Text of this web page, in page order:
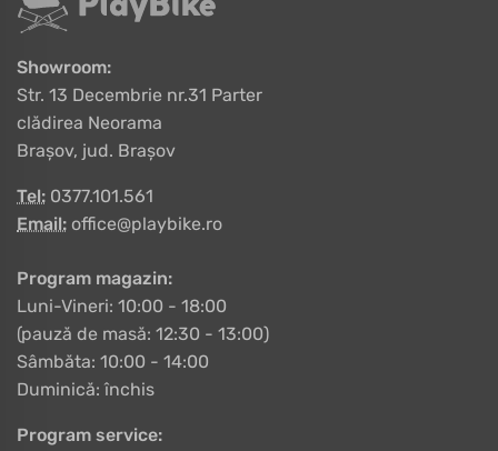
Showroom:
Str. 13 Decembrie nr.31 Parter
clădirea Neorama
Brașov, jud. Brașov
Tel: 0377.101.561
Email: office@playbike.ro
Program magazin:
Luni-Vineri: 10:00 - 18:00
(pauză de masă: 12:30 - 13:00)
Sâmbăta: 10:00 - 14:00
Duminică: închis
Program service: